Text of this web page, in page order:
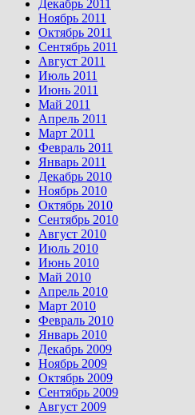
Декабрь 2011
Ноябрь 2011
Октябрь 2011
Сентябрь 2011
Август 2011
Июль 2011
Июнь 2011
Май 2011
Апрель 2011
Март 2011
Февраль 2011
Январь 2011
Декабрь 2010
Ноябрь 2010
Октябрь 2010
Сентябрь 2010
Август 2010
Июль 2010
Июнь 2010
Май 2010
Апрель 2010
Март 2010
Февраль 2010
Январь 2010
Декабрь 2009
Ноябрь 2009
Октябрь 2009
Сентябрь 2009
Август 2009